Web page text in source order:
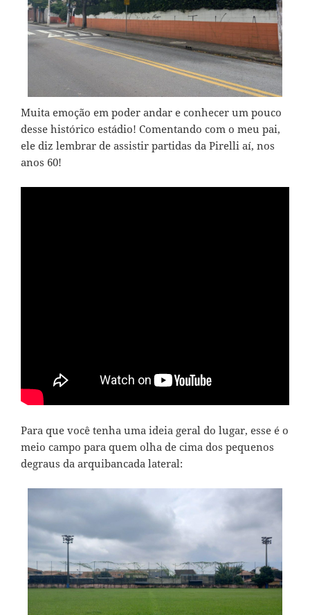
Muita emoção em poder andar e conhecer um pouco
desse histórico estádio! Comentando com o meu pai,
ele diz lembrar de assistir partidas da Pirelli aí, nos
anos 60!
Para que você tenha uma ideia geral do lugar, esse é o
meio campo para quem olha de cima dos pequenos
degraus da arquibancada lateral: